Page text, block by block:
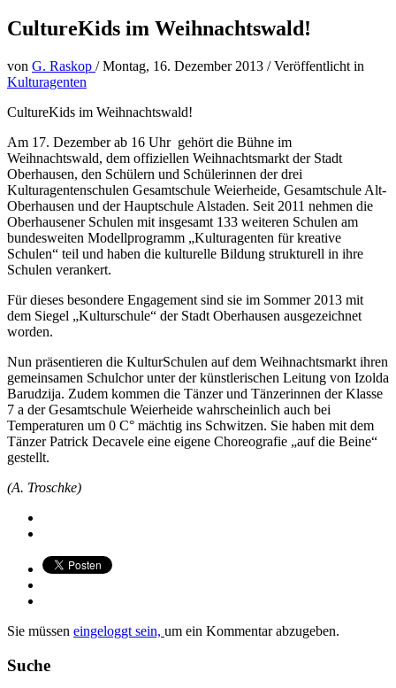
CultureKids im Weihnachtswald!
von G. Raskop /Montag, 16. Dezember 2013 /Veröffentlicht in
Kulturagenten
CultureKids im Weihnachtswald!
Am 17. Dezember ab 16 Uhr gehört die Bühne im
Weihnachtswald, dem offiziellen Weihnachtsmarkt der Stadt
Oberhausen, den Schülern und Schülerinnen der drei
Kulturagentenschulen Gesamtschule Weierheide, Gesamtschule Alt-
Oberhausen und der Hauptschule Alstaden. Seit 2011 nehmen die
Oberhausener Schulen mit insgesamt 133 weiteren Schulen am
bundesweiten Modellprogramm „Kulturagenten für kreative
Schulen“ teil und haben die kulturelle Bildung strukturell in ihre
Schulen verankert.
Für dieses besondere Engagement sind sie im Sommer 2013 mit
dem Siegel „Kulturschule“ der Stadt Oberhausen ausgezeichnet
worden.
Nun präsentieren die KulturSchulen auf dem Weihnachtsmarkt ihren
gemeinsamen Schulchor unter der künstlerischen Leitung von Izolda
Barudzija. Zudem kommen die Tänzer und Tänzerinnen der Klasse
7 a der Gesamtschule Weierheide wahrscheinlich auch bei
Temperaturen um 0 C° mächtig ins Schwitzen. Sie haben mit dem
Tänzer Patrick Decavele eine eigene Choreografie „auf die Beine“
gestellt.
(A. Troschke)
Sie müssen eingeloggt sein, um ein Kommentar abzugeben.
Suche